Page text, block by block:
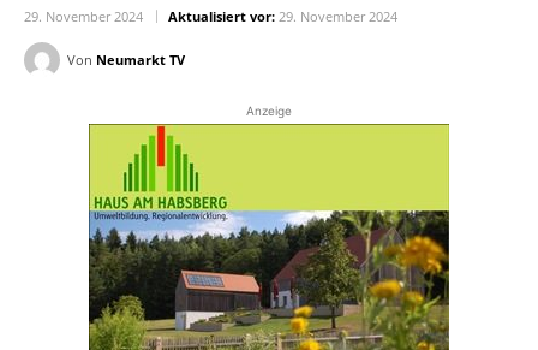
29. November 2024 Aktualisiert vor: 29. November 2024
Von Neumarkt TV
Anzeige